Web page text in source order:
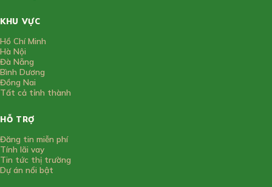
KHU VỰC
Hồ Chí Minh
Hà Nội
Đà Nẵng
Bình Dương
Đồng Nai
Tất cả tỉnh thành
HỖ TRỢ
Đăng tin miễn phí
Tính lãi vay
Tin tức thị trường
Dự án nổi bật